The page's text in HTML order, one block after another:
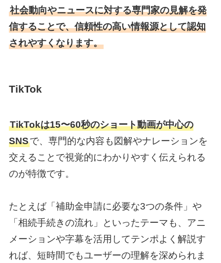
社会動向やニュースに対する専門家の見解を発
信することで、信頼性の高い情報源として認知
されやすくなります。
TikTok
TikTokは15〜60秒のショート動画が中心の
SNSで、専門的な内容も図解やナレーションを
交えることで視覚的にわかりやすく伝えられる
のが特徴です。
たとえば「補助金申請に必要な3つの条件」や
「相続手続きの流れ」といったテーマも、アニ
メーションや字幕を活用してテンポよく解説す
れば、短時間でもユーザーの理解を深められま